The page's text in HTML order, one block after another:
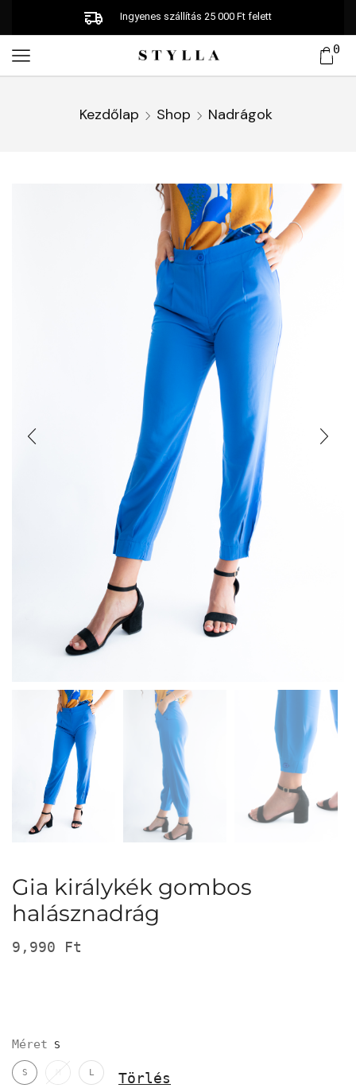
Ingyenes szállítás 25 000 Ft felett
0
Kezdőlap Shop Nadrágok
Gia királykék gombos
halásznadrág
9,990 Ft
Méret
S M L Törlés